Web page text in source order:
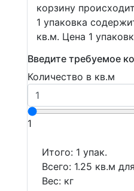
корзину
1 упаковка
кв.м. Цена 1
Введите требуемое
Количество в кв.м
1
Итого: 1 упак.
Всего: 1.25 кв.м
Вес: кг